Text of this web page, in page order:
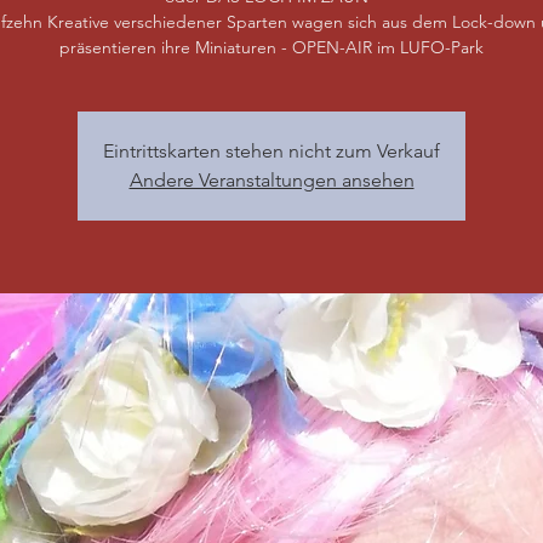
Kreative verschiedener Sparten wagen sich aus dem Lock-down
präsentieren ihre Miniaturen - OPEN-AIR im LUFO-Park
Eintrittskarten stehen nicht zum Verkauf
Andere Veranstaltungen ansehen